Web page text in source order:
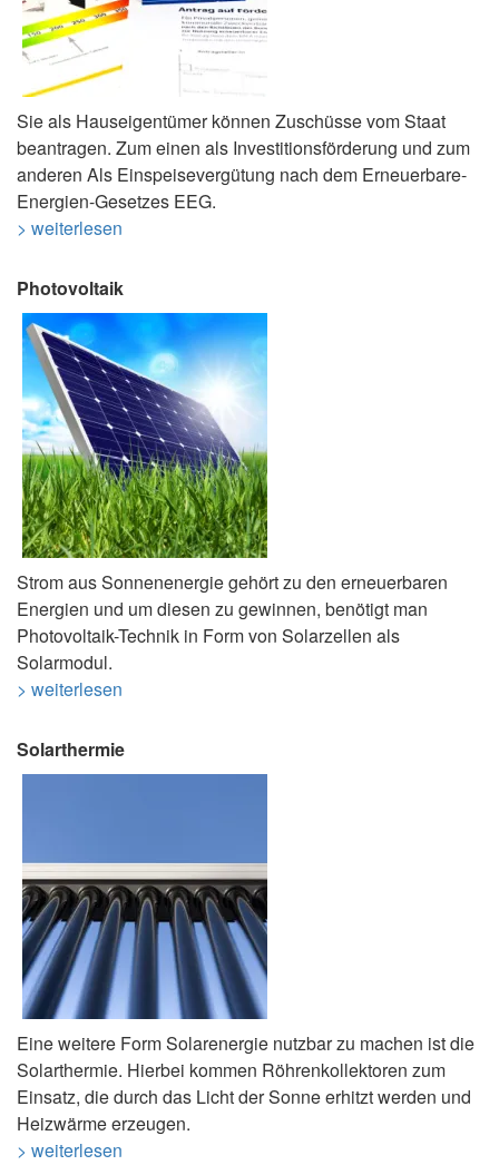
Sie als Hauseigentümer können Zuschüsse vom Staat
beantragen. Zum einen als Investitionsförderung und zum
anderen Als Einspeisevergütung nach dem Erneuerbare-
Energien-Gesetzes EEG.
> weiterlesen
Photovoltaik
Strom aus Sonnenenergie gehört zu den erneuerbaren
Energien und um diesen zu gewinnen, benötigt man
Photovoltaik-Technik in Form von Solarzellen als
Solarmodul.
> weiterlesen
Solarthermie
Eine weitere Form Solarenergie nutzbar zu machen ist die
Solarthermie. Hierbei kommen Röhrenkollektoren zum
Einsatz, die durch das Licht der Sonne erhitzt werden und
Heizwärme erzeugen.
> weiterlesen